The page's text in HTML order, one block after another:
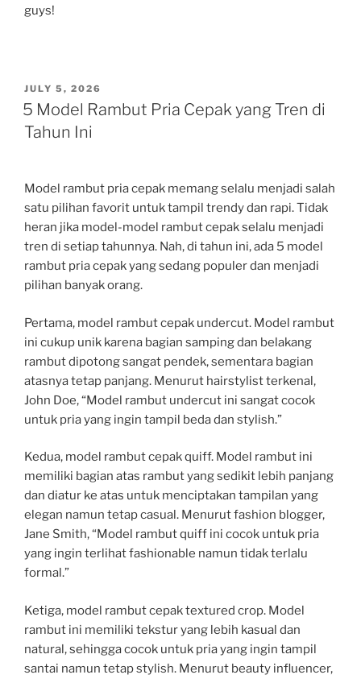
guys!
POSTED
ON
JULY 5, 2026
5 Model Rambut Pria Cepak yang Tren di
Tahun Ini
Model rambut pria cepak memang selalu menjadi salah
satu pilihan favorit untuk tampil trendy dan rapi. Tidak
heran jika model-model rambut cepak selalu menjadi
tren di setiap tahunnya. Nah, di tahun ini, ada 5 model
rambut pria cepak yang sedang populer dan menjadi
pilihan banyak orang.
Pertama, model rambut cepak undercut. Model rambut
ini cukup unik karena bagian samping dan belakang
rambut dipotong sangat pendek, sementara bagian
atasnya tetap panjang. Menurut hairstylist terkenal,
John Doe, “Model rambut undercut ini sangat cocok
untuk pria yang ingin tampil beda dan stylish.”
Kedua, model rambut cepak quiff. Model rambut ini
memiliki bagian atas rambut yang sedikit lebih panjang
dan diatur ke atas untuk menciptakan tampilan yang
elegan namun tetap casual. Menurut fashion blogger,
Jane Smith, “Model rambut quiff ini cocok untuk pria
yang ingin terlihat fashionable namun tidak terlalu
formal.”
Ketiga, model rambut cepak textured crop. Model
rambut ini memiliki tekstur yang lebih kasual dan
natural, sehingga cocok untuk pria yang ingin tampil
santai namun tetap stylish. Menurut beauty influencer,